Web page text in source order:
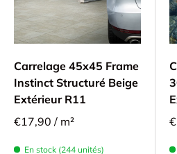
Carrelage 45x45 Frame
Instinct Structuré Beige
Extérieur R11
€17,90 / m²
En stock (244 unités)